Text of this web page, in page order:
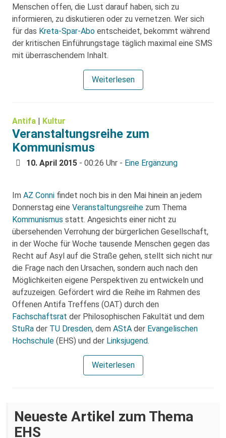
Menschen offen, die Lust darauf haben, sich zu
informieren, zu diskutieren oder zu vernetzen. Wer sich
für das Kreta-Spar-Abo entscheidet, bekommt während
der kritischen Einführungstage täglich maximal eine SMS
mit überraschendem Inhalt.
Weiterlesen
Antifa | Kultur
Veranstaltungsreihe zum
Kommunismus
10. April 2015 - 00:26 Uhr - Eine Ergänzung
Im AZ Conni findet noch bis in den Mai hinein an jedem
Donnerstag eine Veranstaltungsreihe zum Thema
Kommunismus statt. Angesichts einer nicht zu
übersehenden Verrohung der bürgerlichen Gesellschaft,
in der Woche für Woche tausende Menschen gegen das
Recht auf Asyl auf die Straße gehen, stellt sich nicht nur
die Frage nach den Ursachen, sondern auch nach den
Möglichkeiten eigene Perspektiven zu entwickeln und
aufzuzeigen. Gefördert wird die Reihe im Rahmen des
Offenen Antifa Treffens (OAT) durch den
Fachschaftsrat der Philosophischen Fakultät und dem
StuRa der TU Dresden, dem AStA der Evangelischen
Hochschule (EHS) und der Linksjugend.
Weiterlesen
Neueste Artikel zum Thema
EHS